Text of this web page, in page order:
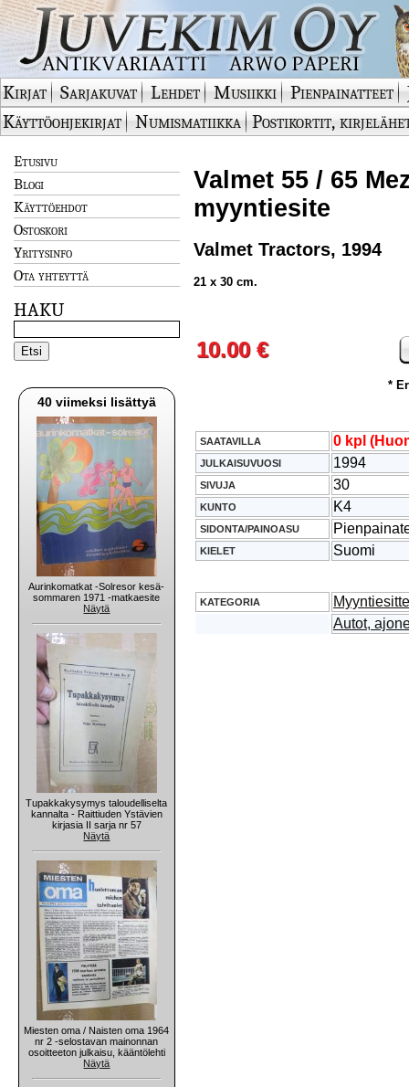
Kirjat Sarjakuvat Lehdet Musiikki Pienpainatteet
Käyttöohjekirjat
Numismatiikka Postikortit,
Etusivu
Blogi
Käyttöehdot
Ostoskori
Yritysinfo
Ota yhteyttä
HAKU
40 viimeksi lisättyä
Aurinkomatkat -Solresor kesä-
sommaren 1971 -matkaesite
Näytä
Tupakkakysymys taloudelliselta
kannalta - Raittiuden Ystävien
kirjasia II sarja nr 57
Näytä
Miesten oma / Naisten oma 1964
nr 2 -selostavan mainonnan
osoitteeton julkaisu, kääntölehti
Näytä
Valmet 55 / 65
myyntiesite
Valmet Tractors, 1994
21 x 30 cm.
10.00 €
*
SAATAVILLA 0 kpl
JULKAISUVUOSI 1994
SIVUJA 30
KUNTO K4
SIDONTA/PAINOASU
KIELET Suomi
KATEGORIA
Autot,